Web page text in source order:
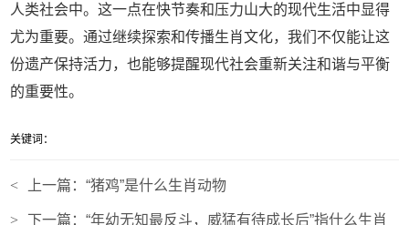
人类社会中。这一点在快节奏和压力山大的现代生活中显得
尤为重要。通过继续探索和传播生肖文化，我们不仅能让这
份遗产保持活力，也能够提醒现代社会重新关注和谐与平衡
的重要性。
关键词：
< 上一篇：“猪鸡”是什么生肖动物
> 下一篇：“年幼无知最反斗，威猛有待成长后”指什么生肖